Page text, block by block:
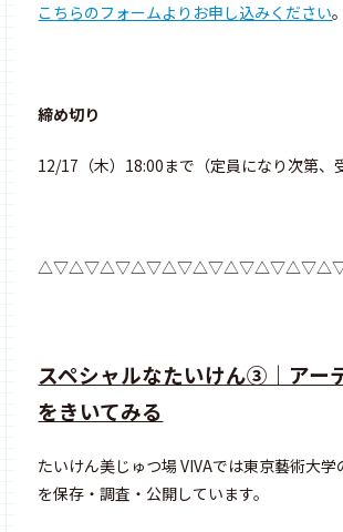
こちらのフォームよりお申し込みください。
締め切り
12/17（木）18:00まで（定員になり次第、
スペシャルなたいけん③｜アー
をきいてみる
たいけん美じゅつ場 VIVAでは東京藝術大学
を保存・調査・公開しています。